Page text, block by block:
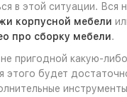
в этой ситуации. Вся
корпусной мебели
про сборку мебели.
пригодной какую-
этого будет